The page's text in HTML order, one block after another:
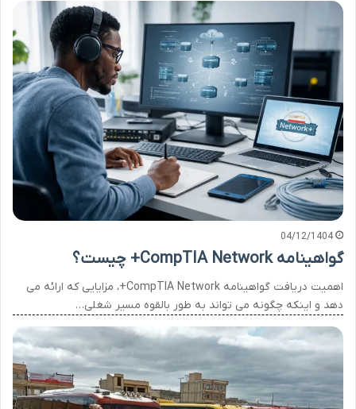
04/12/1404
گواهینامه CompTIA Network+ چیست؟
اهمیت دریافت گواهینامه CompTIA Network+، مزایایی که ارائه می
دهد و اینکه چگونه می تواند به طور بالقوه مسیر شغلی…